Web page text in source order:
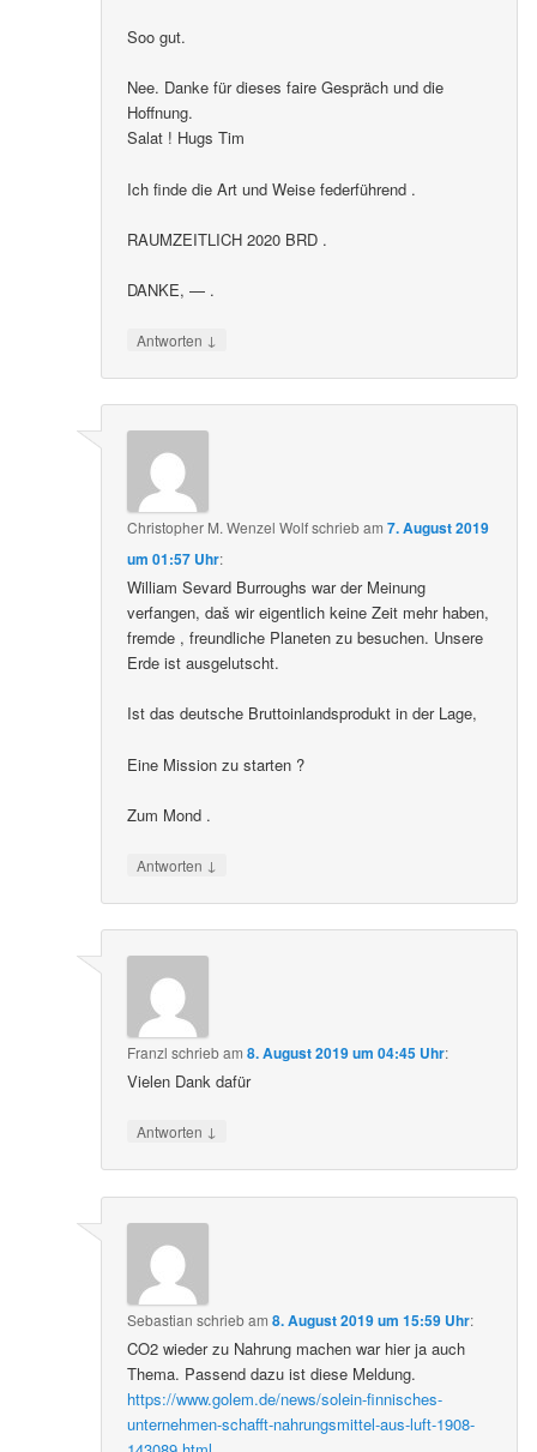
Soo gut.
Nee. Danke für dieses faire Gespräch und die
Hoffnung.
Salat ! Hugs Tim
Ich finde die Art und Weise federführend .
RAUMZEITLICH 2020 BRD .
DANKE, — .
Antworten ↓
Christopher M. Wenzel Wolfschriebam7. August 2019
um 01:57 Uhr:
William Sevard Burroughs war der Meinung
verfangen, daš wir eigentlich keine Zeit mehr haben,
fremde , freundliche Planeten zu besuchen. Unsere
Erde ist ausgelutscht.
Ist das deutsche Bruttoinlandsprodukt in der Lage,
Eine Mission zu starten ?
Zum Mond .
Antworten ↓
Franzl schriebam8. August 2019 um 04:45 Uhr:
Vielen Dank dafür
Antworten ↓
Sebastian schriebam8. August 2019 um 15:59 Uhr:
CO2 wieder zu Nahrung machen war hier ja auch
Thema. Passend dazu ist diese Meldung.
https://www.golem.de/news/solein-finnisches-
unternehmen-schafft-nahrungsmittel-aus-luft-1908-